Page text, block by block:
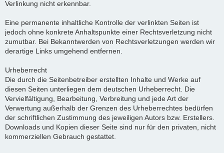
Verlinkung nicht erkennbar.
Eine permanente inhaltliche Kontrolle der verlinkten Seiten ist
jedoch ohne konkrete Anhaltspunkte einer Rechtsverletzung nicht
zumutbar. Bei Bekanntwerden von Rechtsverletzungen werden wir
derartige Links umgehend entfernen.
Urheberrecht
Die durch die Seitenbetreiber erstellten Inhalte und Werke auf
diesen Seiten unterliegen dem deutschen Urheberrecht. Die
Vervielfältigung, Bearbeitung, Verbreitung und jede Art der
Verwertung außerhalb der Grenzen des Urheberrechtes bedürfen
der schriftlichen Zustimmung des jeweiligen Autors bzw. Erstellers.
Downloads und Kopien dieser Seite sind nur für den privaten, nicht
kommerziellen Gebrauch gestattet.